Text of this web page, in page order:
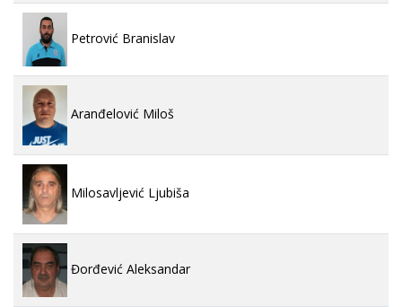
Petrović Branislav
Aranđelović Miloš
Milosavljević Ljubiša
Đorđević Aleksandar